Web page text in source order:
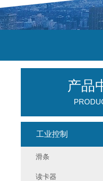
产品
工业控制
滑条
读卡器